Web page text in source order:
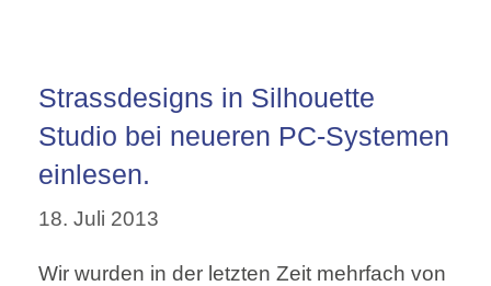
Strassdesigns in Silhouette
Studio bei neueren PC-Systemen
einlesen.
18. Juli 2013
Wir wurden in der letzten Zeit mehrfach von